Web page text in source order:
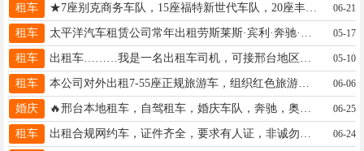
租车 ★7座别克商务车队，15座福特新世代车队，20座丰田考斯特车队，专业服务企业，政府，单位个人15803199086★ 06-21
租车 05-17
租车 05-10
租车 本公司对外出租7-55座正规旅游车，组织红色旅游、单位培训，研学、代售前南峪门票、用车请联系18631982919 06-06
婚庆 🔥邢台本地租车，自驾租车，婚庆车队，奔驰，奥迪，红旗，越野，公交车，代步车，电话18233995595 06-25
租车 06-24